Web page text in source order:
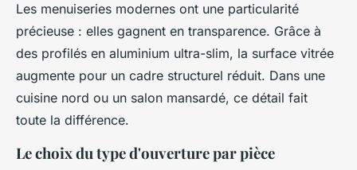
Les menuiseries modernes ont une particularité
précieuse : elles gagnent en transparence. Grâce à
des profilés en aluminium ultra-slim, la surface vitrée
augmente pour un cadre structurel réduit. Dans une
cuisine nord ou un salon mansardé, ce détail fait
toute la différence.
Le choix du type d'ouverture par pièce